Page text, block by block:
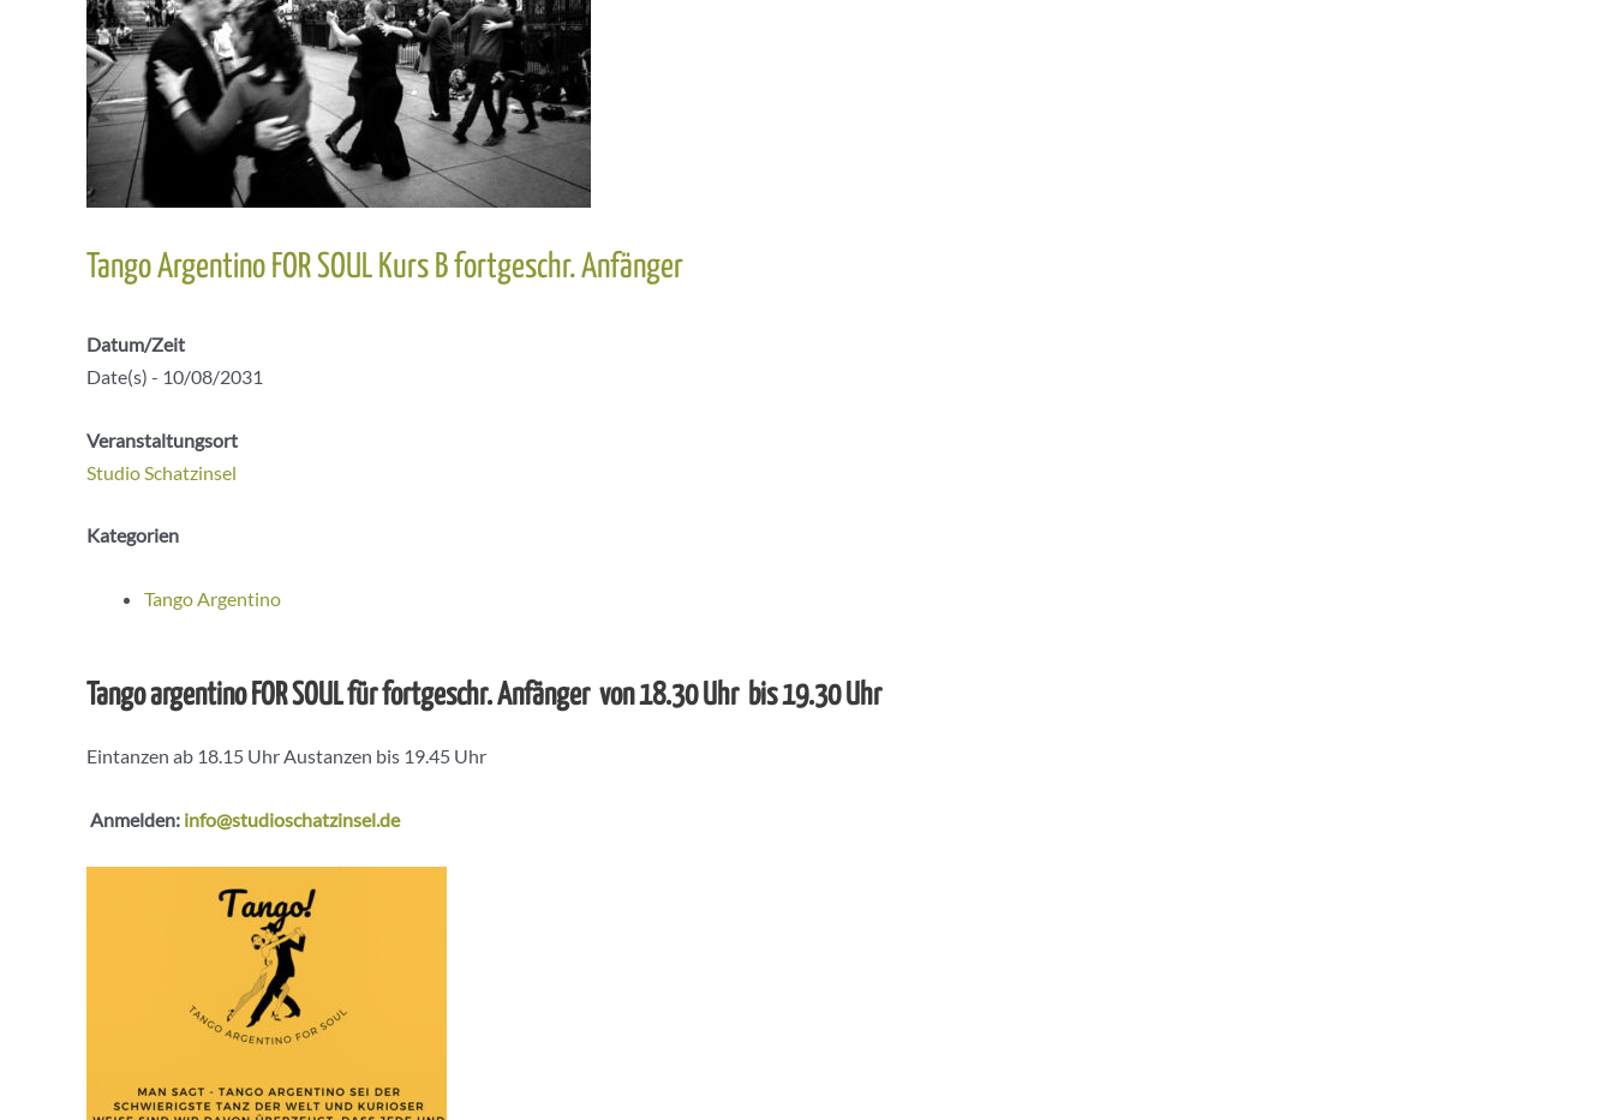
Tango Argentino FOR SOUL Kurs B fortgeschr. Anfänger
Datum/Zeit
Date(s) - 10/08/2031
Veranstaltungsort
Studio Schatzinsel
Kategorien
Tango Argentino
Tango argentino FOR SOUL für fortgeschr. Anfänger von 18.30 Uhr bis 19.30 Uhr
Eintanzen ab 18.15 Uhr Austanzen bis 19.45 Uhr
Anmelden: info@studioschatzinsel.de